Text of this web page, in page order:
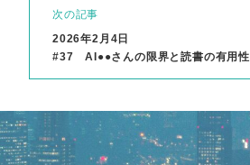
次の記事
2026年2月4日
#37 AI●●さんの限界と読書の有用性